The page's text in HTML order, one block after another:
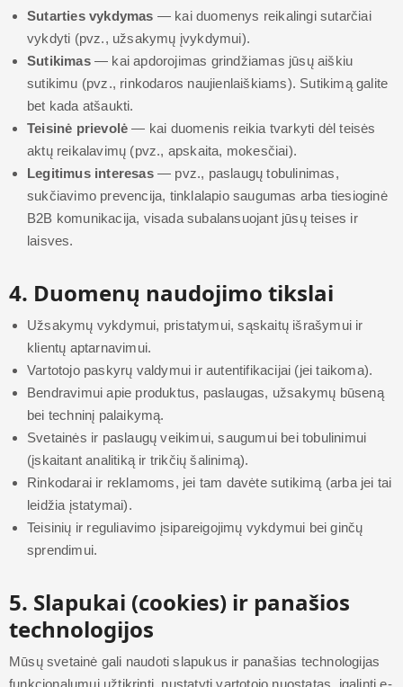
Sutarties vykdymas — kai duomenys reikalingi sutarčiai
vykdyti (pvz., užsakymų įvykdymui).
Sutikimas— kai apdorojimas grindžiamas jūsų aiškiu
sutikimu (pvz., rinkodaros naujienlaiškiams). Sutikimą galite
bet kada atšaukti.
Teisinė prievolė — kai duomenis reikia tvarkyti dėl teisės
aktų reikalavimų (pvz., apskaita, mokesčiai).
Legitimus interesas— pvz., paslaugų tobulinimas,
sukčiavimo prevencija, tinklalapio saugumas arba tiesioginė
B2B komunikacija, visada subalansuojant jūsų teises ir
laisves.
4. Duomenų naudojimo tikslai
Užsakymų vykdymui, pristatymui, sąskaitų išrašymui ir
klientų aptarnavimui.
Vartotojo paskyrų valdymui ir autentifikacijai (jei taikoma).
Bendravimui apie produktus, paslaugas, užsakymų būseną
bei techninį palaikymą.
Svetainės ir paslaugų veikimui, saugumui bei tobulinimui
(įskaitant analitiką ir trikčių šalinimą).
Rinkodarai ir reklamoms, jei tam davėte sutikimą (arba jei tai
leidžia įstatymai).
Teisinių ir reguliavimo įsipareigojimų vykdymui bei ginčų
sprendimui.
5. Slapukai (cookies) ir panašios
technologijos
Mūsų svetainė gali naudoti slapukus ir panašias technologijas
funkcionalumui užtikrinti, nustatyti vartotojo nuostatas, įgalinti e-